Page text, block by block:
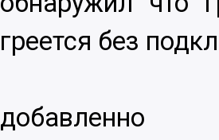
греется без
добавленно